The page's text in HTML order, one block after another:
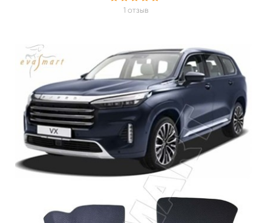
1 отзыв